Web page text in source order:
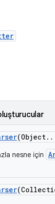
(Object. .
nesne için